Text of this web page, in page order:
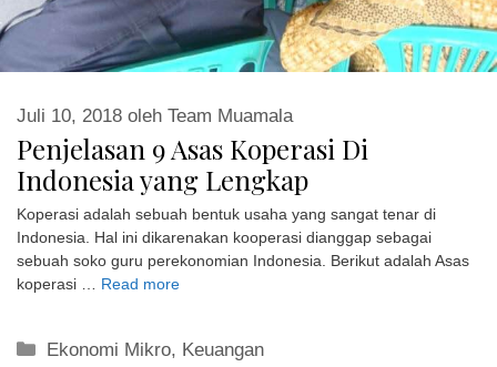
Penjelasan 9 Asas Koperasi Di
Indonesia yang Lengkap
Juli 10, 2018 oleh Team Muamala
Koperasi adalah sebuah bentuk usaha yang sangat tenar di
Indonesia. Hal ini dikarenakan kooperasi dianggap sebagai
sebuah soko guru perekonomian Indonesia. Berikut adalah Asas
koperasi … Read more
Kategori
Ekonomi Mikro, Keuangan